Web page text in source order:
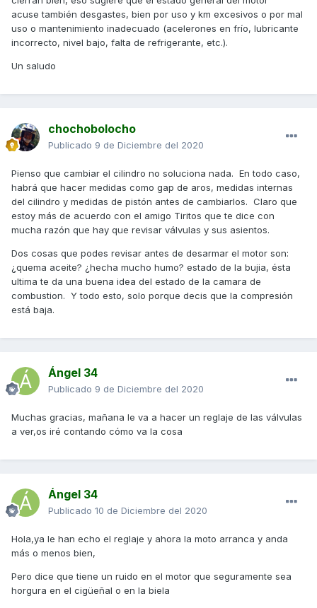
acuse también desgastes, bien por uso y km excesivos o por mal
uso o mantenimiento inadecuado (acelerones en frío, lubricante
incorrecto, nivel bajo, falta de refrigerante, etc.).
Un saludo
chochobolocho
Publicado 9 de Diciembre del 2020
Pienso que cambiar el cilindro no soluciona nada. En todo caso,
habrá que hacer medidas como gap de aros, medidas internas
del cilindro y medidas de pistón antes de cambiarlos. Claro que
estoy más de acuerdo con el amigo Tiritos que te dice con
mucha razón que hay que revisar válvulas y sus asientos.
Dos cosas que podes revisar antes de desarmar el motor son:
¿quema aceite? ¿hecha mucho humo? estado de la bujia, ésta
ultima te da una buena idea del estado de la camara de
combustion. Y todo esto, solo porque decis que la compresión
está baja.
Ángel 34
Publicado 9 de Diciembre del 2020
Muchas gracias, mañana le va a hacer un reglaje de las válvulas
a ver,os iré contando cómo va la cosa
Ángel 34
Publicado 10 de Diciembre del 2020
Hola,ya le han echo el reglaje y ahora la moto arranca y anda
más o menos bien,
Pero dice que tiene un ruido en el motor que seguramente sea
horgura en el cigüeñal o en la biela